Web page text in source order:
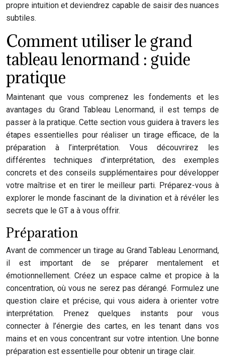
propre intuition et deviendrez capable de saisir des nuances
subtiles.
Comment utiliser le grand
tableau lenormand : guide
pratique
Maintenant que vous comprenez les fondements et les
avantages du Grand Tableau Lenormand, il est temps de
passer à la pratique. Cette section vous guidera à travers les
étapes essentielles pour réaliser un tirage efficace, de la
préparation à l’interprétation. Vous découvrirez les
différentes techniques d’interprétation, des exemples
concrets et des conseils supplémentaires pour développer
votre maîtrise et en tirer le meilleur parti. Préparez-vous à
explorer le monde fascinant de la divination et à révéler les
secrets que le GT a à vous offrir.
Préparation
Avant de commencer un tirage au Grand Tableau Lenormand,
il est important de se préparer mentalement et
émotionnellement. Créez un espace calme et propice à la
concentration, où vous ne serez pas dérangé. Formulez une
question claire et précise, qui vous aidera à orienter votre
interprétation. Prenez quelques instants pour vous
connecter à l’énergie des cartes, en les tenant dans vos
mains et en vous concentrant sur votre intention. Une bonne
préparation est essentielle pour obtenir un tirage clair.